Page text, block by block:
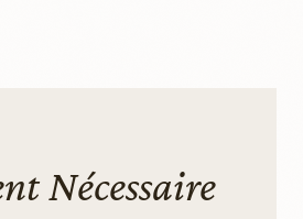
Nécessaire